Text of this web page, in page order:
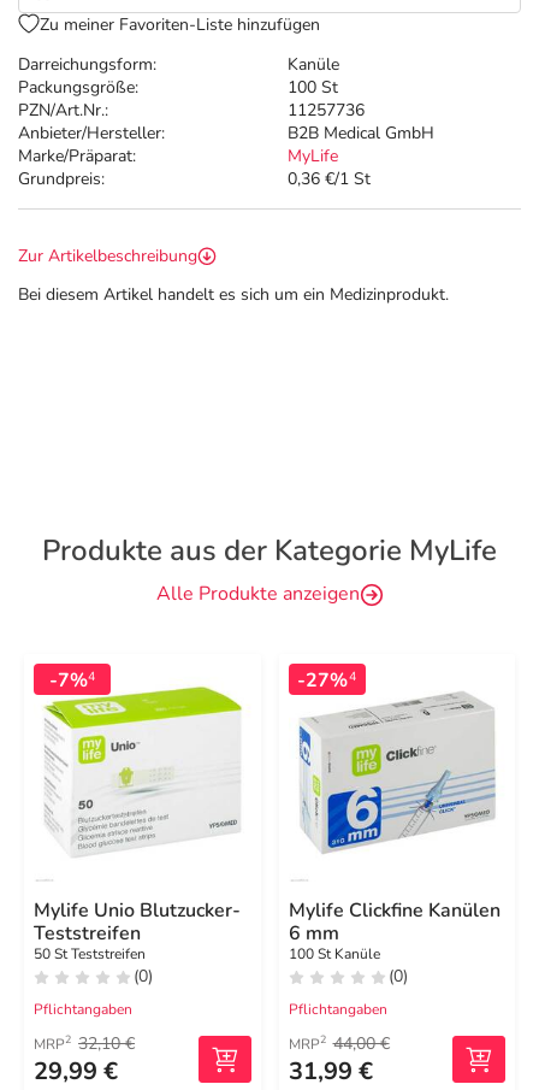
Darreichungsform:
Kanüle
Packungsgröße:
100 St
PZN/Art.Nr.:
11257736
Anbieter/Hersteller:
B2B Medical GmbH
Marke/Präparat:
MyLife
Grundpreis:
0,36 €/1 St
Zu meiner Favoriten-Liste hinzufügen
Zur Artikelbeschreibung
Bei diesem Artikel handelt es sich um ein Medizinprodukt.
Produkte aus der Kategorie MyLife
Alle Produkte anzeigen
-7%4
Mylife Unio Blutzucker-
Teststreifen
50 St Teststreifen
(0)
Pflichtangaben
MRP2 32,10 €
29,99 €
-27%4
Mylife Clickfine Kanülen
6 mm
100 St Kanüle
(0)
Pflichtangaben
MRP2 44,00 €
31,99 €